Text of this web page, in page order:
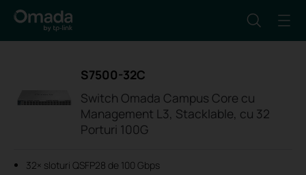
S7500-32C
Switch Omada Campus Core cu
Management L3, Stacklable, cu 32
Porturi 100G
32× sloturi QSFP28 de 100 Gbps